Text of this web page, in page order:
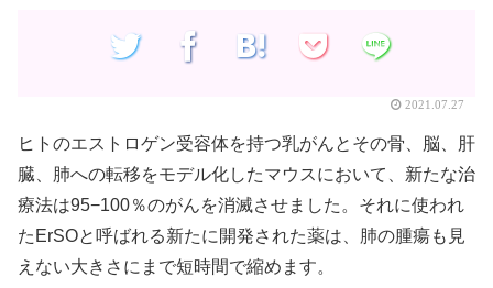
2021.07.27
ヒトのエストロゲン受容体を持つ乳がんとその骨、脳、肝
臓、肺への転移をモデル化したマウスにおいて、新たな治
療法は95−100％のがんを消滅させました。それに使われ
たErSOと呼ばれる新たに開発された薬は、肺の腫瘍も見
えない大きさにまで短時間で縮めます。